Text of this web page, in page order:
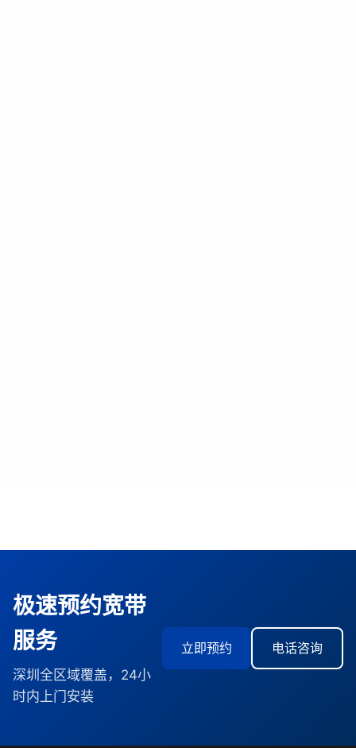
极速预约宽带
服务
深圳全区域覆盖，24小
时内上门安装
立即预约 电话咨询